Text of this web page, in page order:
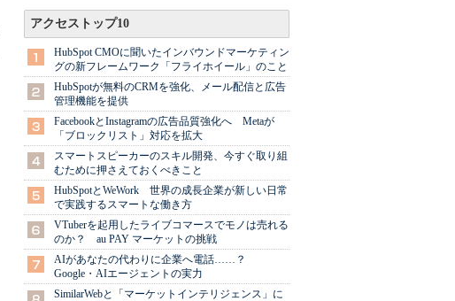
アクセストップ10
HubSpot CMOに聞いたインバウンドマーケティン
グの新フレームワーク「フライホイール」のこと
HubSpotが無料のCRMを強化、メール配信と広告
管理機能を提供
FacebookとInstagramの広告品質強化へ Metaが
「ブロックリスト」対応を拡大
スマートスピーカーのスキル開発、今すぐ取り組
むために押さえておくべきこと
HubSpotとWeWork 世界の成長企業が新しい日常
で実践するスマートな働き方
VTuberを起用したライブコマースでモノは売れる
のか？ au PAY マーケットの挑戦
AIがあなたの代わりに企業へ電話……？
Google・AIエージェントの実力
SimilarWebと「マーケットインテリジェンス」に